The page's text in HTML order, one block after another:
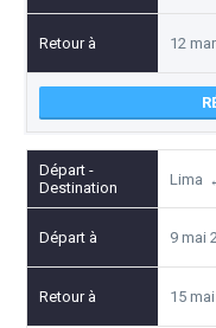
12
Lima
9 mai
15